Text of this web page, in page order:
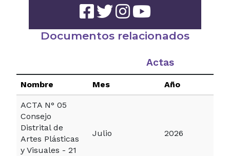
Documentos relacionados
Actas
Nombre Mes Año
ACTA N° 05
Consejo
Distrital de
Artes Plásticas
y Visuales - 21
Julio 2026